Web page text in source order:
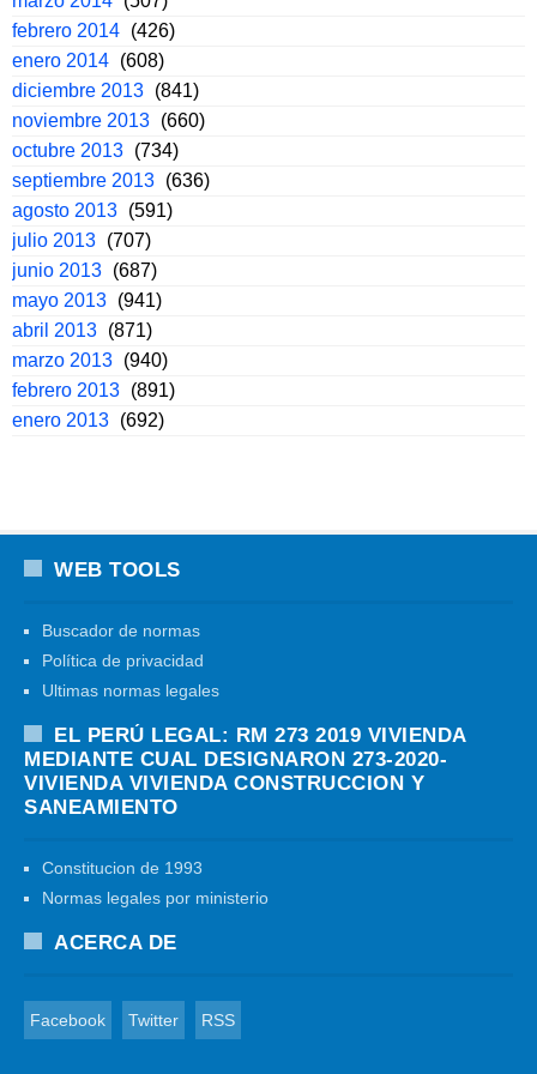
febrero 2014 (426)
enero 2014 (608)
diciembre 2013 (841)
noviembre 2013 (660)
octubre 2013 (734)
septiembre 2013 (636)
agosto 2013 (591)
julio 2013 (707)
junio 2013 (687)
mayo 2013 (941)
abril 2013 (871)
marzo 2013 (940)
febrero 2013 (891)
enero 2013 (692)
WEB TOOLS
Buscador de normas
Política de privacidad
Ultimas normas legales
EL PERÚ LEGAL: RM 273 2019 VIVIENDA
MEDIANTE CUAL DESIGNARON 273-2020-
VIVIENDA VIVIENDA CONSTRUCCION Y
SANEAMIENTO
Constitucion de 1993
Normas legales por ministerio
ACERCA DE
Facebook Twitter RSS